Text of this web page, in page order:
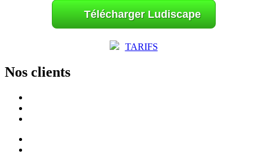
Télécharger Ludiscape
TARIFS
Nos clients